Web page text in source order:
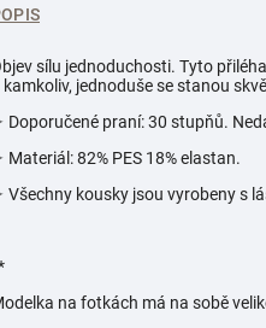
sílu jednoduchosti. Tyto
kamkoliv, jednoduše se stanou
Doporučené praní: 30 stupňů.
Materiál: 82% PES 18% elastan.
Všechny kousky jsou vyrobeny s
na fotkách má na sobě